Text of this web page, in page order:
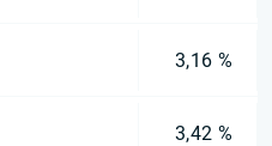
3,16 %
3,42 %